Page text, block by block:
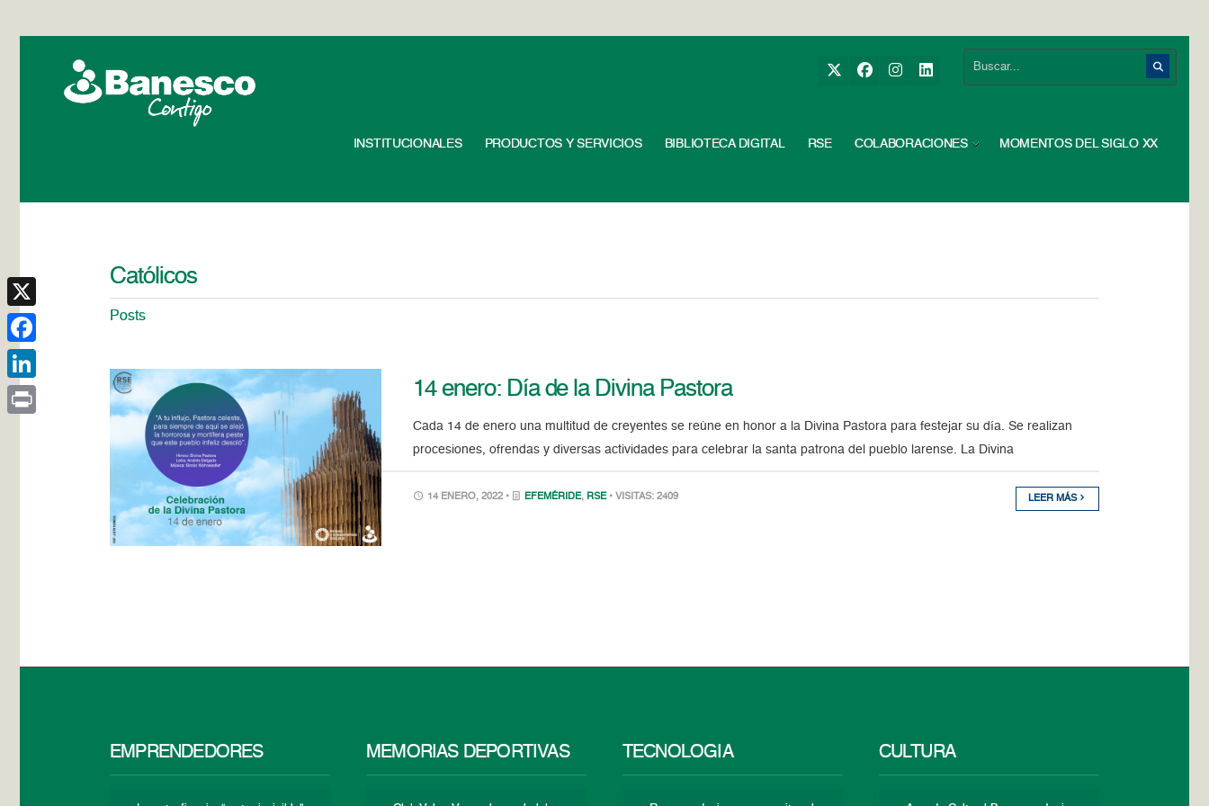
INSTITUCIONALES PRODUCTOS Y SERVICIOS BIBLIOTECA DIGITAL RSE COLABORACIONES MOMENTOS DEL SIGLO XX
Católicos
Posts
14 enero: Día de la Divina Pastora
Cada 14 de enero una multitud de creyentes se reúne en honor a la Divina Pastora para festejar su día. Se realizan
procesiones, ofrendas y diversas actividades para celebrar la santa patrona del pueblo larense. La Divina
14 ENERO, 2022 • EFEMÉRIDE, RSE • VISITAS: 2409 LEER MÁS
EMPRENDEDORES MEMORIAS DEPORTIVAS TECNOLOGÍA CULTURA
X
Facebook
LinkedIn